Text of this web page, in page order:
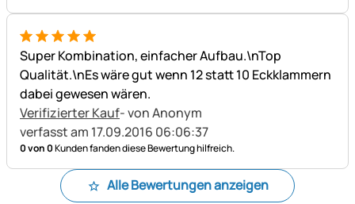
5 von 5
Super Kombination, einfacher Aufbau.\nTop
Qualität.\nEs wäre gut wenn 12 statt 10 Eckklammern
dabei gewesen wären.
Verifizierter Kauf- von Anonym
verfasst am 17.09.2016 06:06:37
0 von 0Kunden fanden diese Bewertung hilfreich.
Alle Bewertungen anzeigen